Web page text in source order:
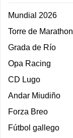
Mundial 2026
Torre de Marathon
Grada de Río
Opa Racing
CD Lugo
Andar Miudiño
Forza Breo
Fútbol gallego